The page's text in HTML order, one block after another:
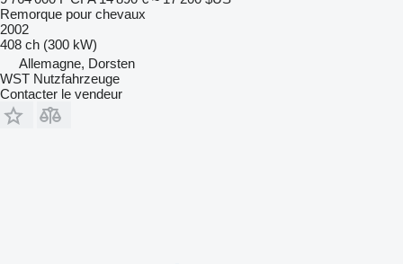
Remorque pour chevaux
2002
408 ch (300 kW)
Allemagne, Dorsten
WST Nutzfahrzeuge
Contacter le vendeur